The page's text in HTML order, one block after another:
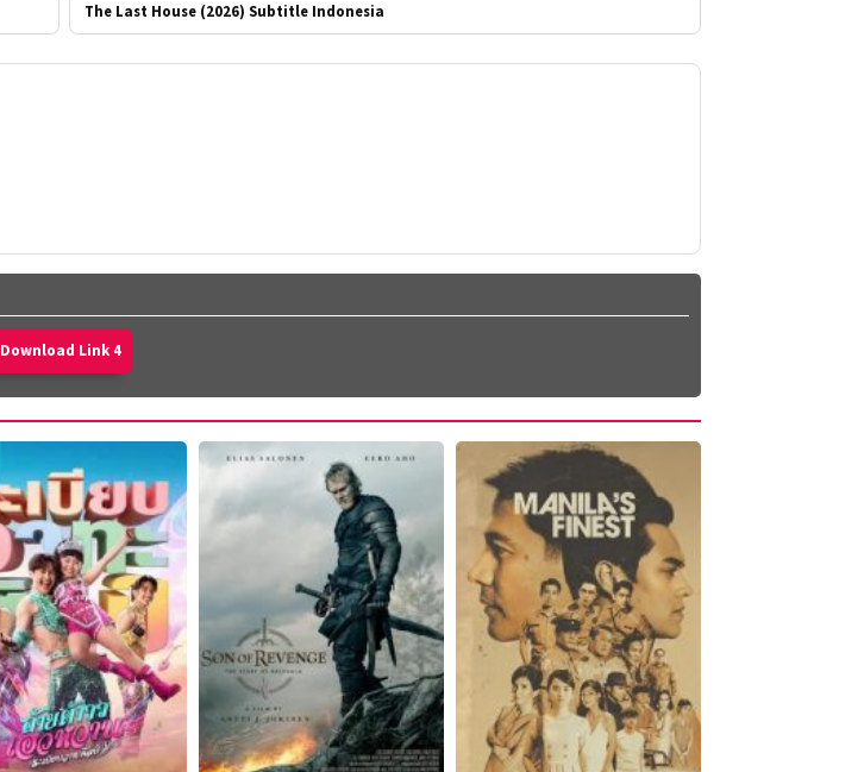
The Last House (2026) Subtitle Indonesia
Download Link 4